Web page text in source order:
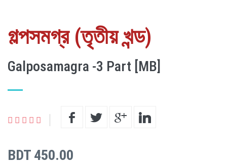
গল্পসমগ্র (তৃতীয় খন্ড)
Galposamagra -3 Part [MB]
BDT 450.00